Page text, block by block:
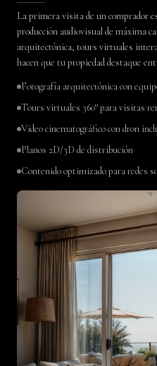
La primera visita de un comprador
producción audiovisual de máxima
arquitectónica, tours virtuales
hacen que tu propiedad destaque
Fotografía arquitectónica con
Tours virtuales 360° para visitas
Video cinematográfico con dron
Planos 2D/3D de distribución
Contenido optimizado para redes